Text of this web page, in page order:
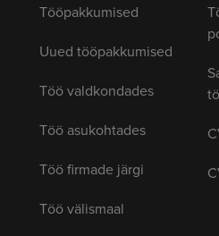
Tööpakkumised
Uued tööpakkumised
Töö valdkondades
Töö asukohtades
Töö firmade järgi
Töö välismaal